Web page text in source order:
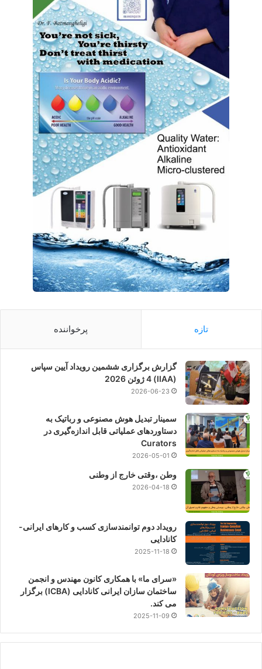
تازه پرخواننده
گزارش برگزاری ششمین رویداد آیین سپاس
(IIAA) 4 ژوئن 2026
2026-06-23
سمینار تبدیل هوش مصنوعی و رباتیک به
دستاوردهای عملیاتی قابل اندازه‌گیری در
Curators
2026-05-01
وطن ،وقتی خارج از وطنی
2026-04-18
رویداد دوم توانمندسازی کسب و کارهای ایرانی-
کانادایی
2025-11-18
«سرای ما» با همکاری کانون مهندس و انجمن
ساختمان سازان ایرانی کانادایی (ICBA) برگزار
می کند.
2025-11-09